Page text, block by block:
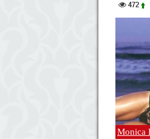
472
Monica